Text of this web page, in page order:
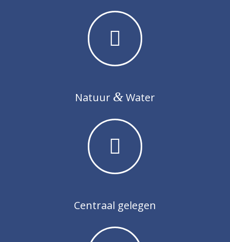
Natuur &Water
Centraal gelegen